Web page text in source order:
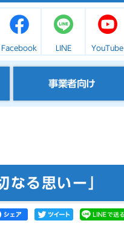
Facebook LINE YouTube
事業者向け
る思いー」